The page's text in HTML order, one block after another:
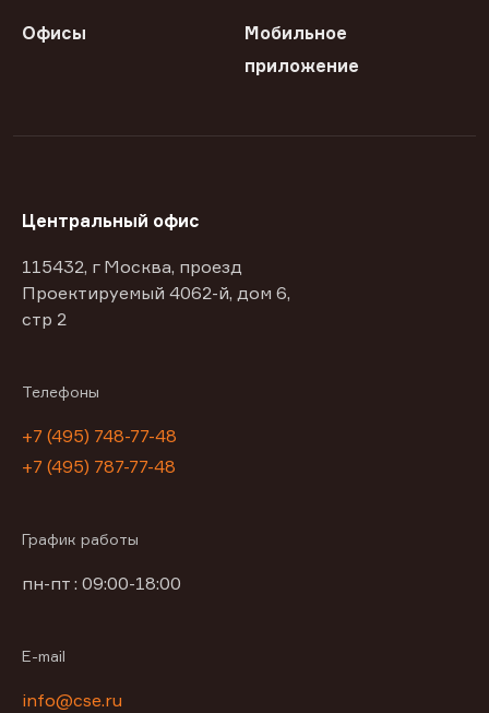
Офисы
Мобильное
приложение
Центральный офис
115432, г Москва, проезд
Проектируемый 4062-й, дом 6,
стр 2
Телефоны
+7 (495) 748-77-48
+7 (495) 787-77-48
График работы
пн-пт : 09:00-18:00
E-mail
info@cse.ru